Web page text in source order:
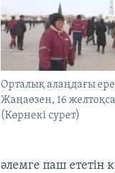
Орталық алаңдағы
Жаңаөзен, 16
(Көрнекі сурет)
әлемге паш ететін